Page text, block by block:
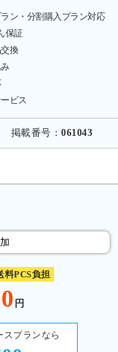
ン・分割購入プラン対応
保証
換
ビス
掲載番号：061043
料PCS負担
円
スプランなら